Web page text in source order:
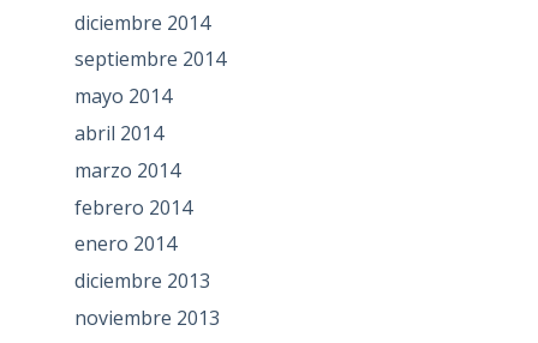
diciembre 2014
septiembre 2014
mayo 2014
abril 2014
marzo 2014
febrero 2014
enero 2014
diciembre 2013
noviembre 2013